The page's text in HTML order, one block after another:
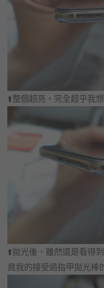
⬆️整個超亮，完全超乎我
⬆️拋光後，雖然還是看得
竟我的接受過指甲拋光棒